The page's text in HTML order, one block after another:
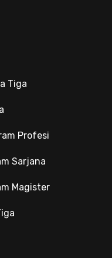
Tiga
Profesi
Sarjana
Magister